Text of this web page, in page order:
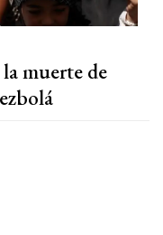
muerte de